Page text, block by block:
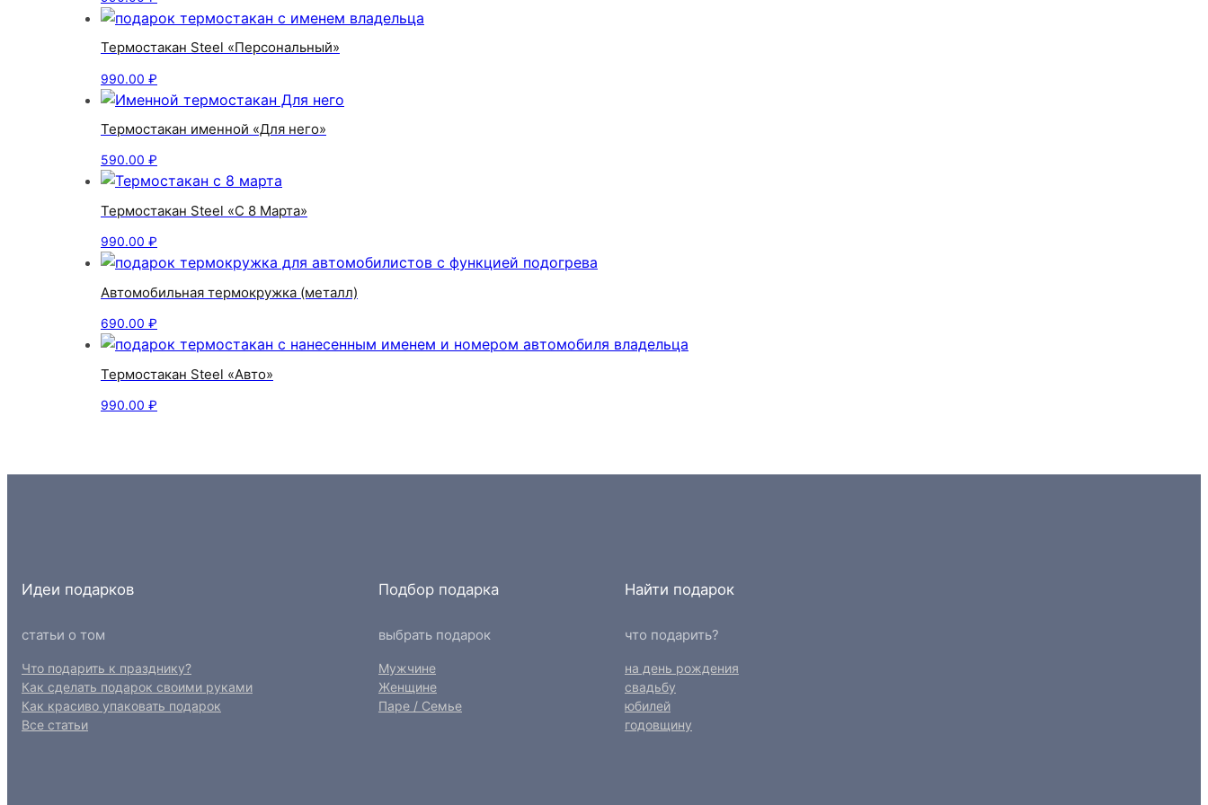
Термостакан Steel «Персональный»
990.00 ₽
Термостакан именной «Для него»
590.00 ₽
Термостакан Steel «С 8 Марта»
990.00 ₽
Автомобильная термокружка (металл)
690.00 ₽
Термостакан Steel «Авто»
990.00 ₽
Идеи подарков
статьи о том
Что подарить к празднику?
Как сделать подарок своими руками
Как красиво упаковать подарок
Все статьи
Подбор подарка
выбрать подарок
Мужчине
Женщине
Паре / Семье
Найти подарок
что подарить?
на день рождения
свадьбу
юбилей
годовщину